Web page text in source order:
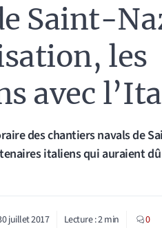
Saint-
les
avec
des chantiers navals de
italiens qui auraient
juillet 2017 Lecture :2min 0